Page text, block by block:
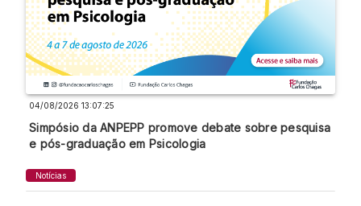
04/08/2026 13:07:25
Simpósio da ANPEPP promove debate sobre pesquisa
e pós-graduação em Psicologia
Notícias